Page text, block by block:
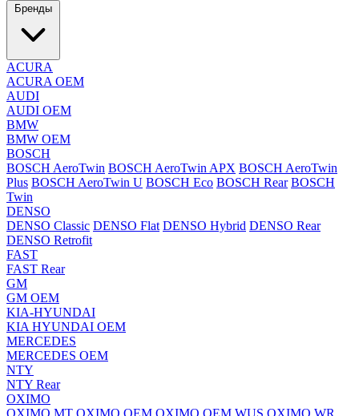
Бренды
ACURA
ACURA OEM
AUDI
AUDI OEM
BMW
BMW OEM
BOSCH
BOSCH AeroTwin BOSCH AeroTwin APX BOSCH AeroTwin
Plus BOSCH AeroTwin U BOSCH Eco BOSCH Rear BOSCH
Twin
DENSO
DENSO Classic DENSO Flat DENSO Hybrid DENSO Rear
DENSO Retrofit
FAST
FAST Rear
GM
GM OEM
KIA-HYUNDAI
KIA HYUNDAI OEM
MERCEDES
MERCEDES OEM
NTY
NTY Rear
OXIMO
OXIMO MT OXIMO OEM OXIMO OEM WUS OXIMO WR